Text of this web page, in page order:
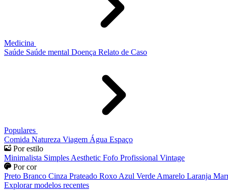
Medicina
Saúde Saúde mental Doença Relato de Caso
Populares
Comida Natureza Viagem Água Espaço
Por estilo
Minimalista Simples Aesthetic Fofo Profissional Vintage
Por cor
Preto Branco Cinza Prateado Roxo Azul Verde Amarelo Laranja
Explorar modelos recentes